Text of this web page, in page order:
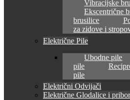
Vibracijske
Ekscentrične
brusilice
za zidove i
Električne Pile
Ubodne pile
pile
pile
Električni Odvijači
Električne Glodalice i pribor